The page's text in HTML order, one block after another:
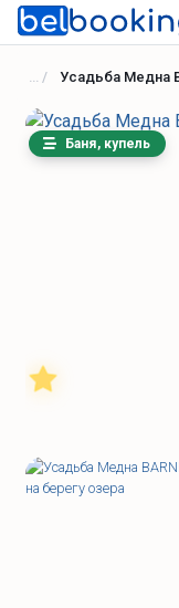
Усадьба Медна
Баня, купель